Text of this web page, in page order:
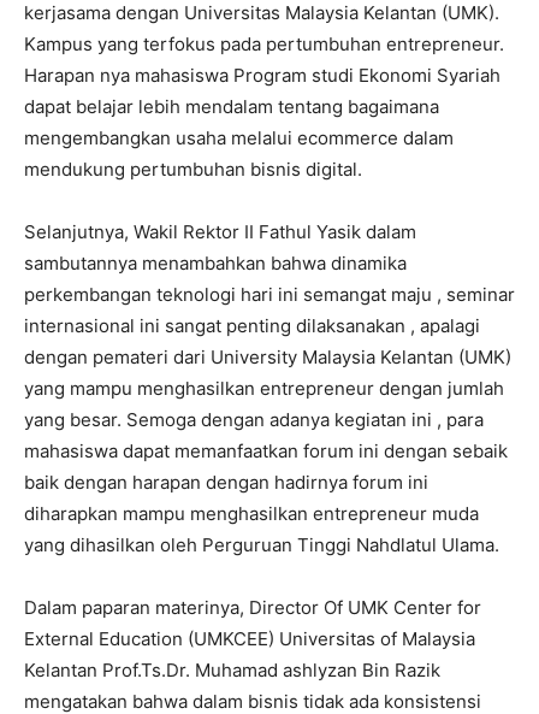
kerjasama dengan Universitas Malaysia Kelantan (UMK).
Kampus yang terfokus pada pertumbuhan entrepreneur.
Harapan nya mahasiswa Program studi Ekonomi Syariah
dapat belajar lebih mendalam tentang bagaimana
mengembangkan usaha melalui ecommerce dalam
mendukung pertumbuhan bisnis digital.
Selanjutnya, Wakil Rektor II Fathul Yasik dalam
sambutannya menambahkan bahwa dinamika
perkembangan teknologi hari ini semangat maju , seminar
internasional ini sangat penting dilaksanakan , apalagi
dengan pemateri dari University Malaysia Kelantan (UMK)
yang mampu menghasilkan entrepreneur dengan jumlah
yang besar. Semoga dengan adanya kegiatan ini , para
mahasiswa dapat memanfaatkan forum ini dengan sebaik
baik dengan harapan dengan hadirnya forum ini
diharapkan mampu menghasilkan entrepreneur muda
yang dihasilkan oleh Perguruan Tinggi Nahdlatul Ulama.
Dalam paparan materinya, Director Of UMK Center for
External Education (UMKCEE) Universitas of Malaysia
Kelantan Prof.Ts.Dr. Muhamad ashlyzan Bin Razik
mengatakan bahwa dalam bisnis tidak ada konsistensi